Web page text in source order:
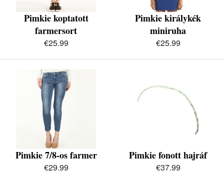
Pimkie koptatott
farmersort
€25.99
Pimkie királykék
miniruha
€25.99
Pimkie 7/8-os farmer
€29.99
Pimkie fonott hajráf
€37.99